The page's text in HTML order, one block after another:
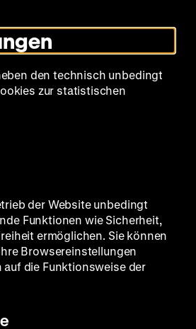
zum
Deutschen
Historischen
in
Deutscher
zum
Deutschen
Historischen
in
Leichter
Bildung Museum
den technisch unbedingt
zur statistischen
der Website unbedingt
Funktionen wie Sicherheit,
ermöglichen. Sie können
Browsereinstellungen
die Funktionsweise der